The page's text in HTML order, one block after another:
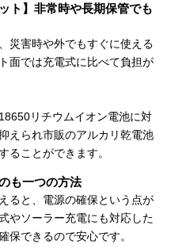
ト】非常時や長期保管でも
災害時や外でもすぐに使える
面では充電式に比べて負担が
リチウムイオン電池に対
えられ市販のアルカリ乾電池
ることができます。
も一つの方法
ると、電源の確保という点が
やソーラー充電にも対応した
保できるので安心です。